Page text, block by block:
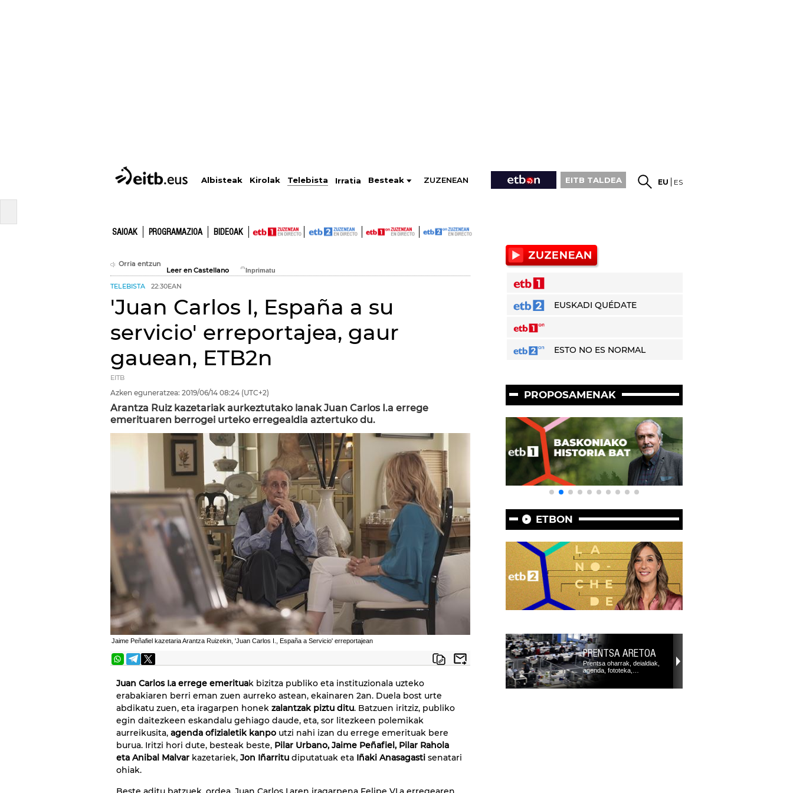
Albisteak Kirolak Telebista Irratia Besteak ZUZENEAN EITB TALDEA EU ES
SAIOAK PROGRAMAZIOA BIDEOAK
Orria entzun
Leer en Castellano
TELEBISTA 22:30EAN
'Juan Carlos I, España a su
servicio' erreportajea, gaur
gauean, ETB2n
EITB
Azken eguneratzea: 2019/06/14 08:24 (UTC+2)
Arantza Ruiz kazetariak aurkeztutako lanak Juan Carlos I.a errege
emerituaren berrogei urteko erregealdia aztertuko du.
Jaime Peñafiel kazetaria Arantza Ruizekin, 'Juan Carlos I., España a Servicio' erreportajean
Juan Carlos I.a errege emerituak bizitza publiko eta instituzionala uzteko
erabakiaren berri eman zuen aurreko astean, ekainaren 2an. Duela bost urte
abdikatu zuen, eta iragarpen honek zalantzak piztu ditu. Batzuen iritziz, publiko
egin daitezkeen eskandalu gehiago daude, eta, sor litezkeen polemikak
aurreikusita, agenda ofizialetik kanpo utzi nahi izan du errege emerituak bere
burua. Iritzi hori dute, besteak beste, Pilar Urbano, Jaime Peñafiel, Pilar Rahola
eta Anibal Malvar kazetariek, Jon Iñarritu diputatuak eta Iñaki Anasagasti senatari
ohiak.
EUSKADI QUÉDATE
ESTO NO ES NORMAL
PROPOSAMENAK
ETBON
PRENTSA ARETOA
Prentsa oharrak, deialdiak,
agenda, fototeka,…